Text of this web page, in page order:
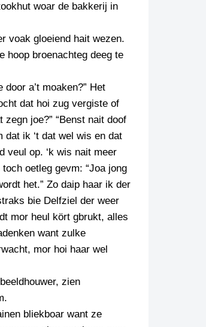
woar de bakkerij in
voak gloeiend hait wezen.
hoop broenachteg deeg te
a’t moaken?” Het
dat hoi zug vergiste of
joe?” “Benst nait doof
ik ‘t dat wel wis en dat
veul op. ‘k wis nait meer
oetleg gevm: “Joa jong
het.” Zo daip haar ik der
bie Delfziel der weer
mor heul kört gbrukt, alles
want zulke
mor hoi haar wel
zien
bliekboar want ze